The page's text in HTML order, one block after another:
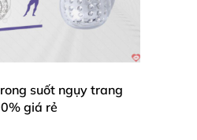
suốt ngụy trang
giá rẻ